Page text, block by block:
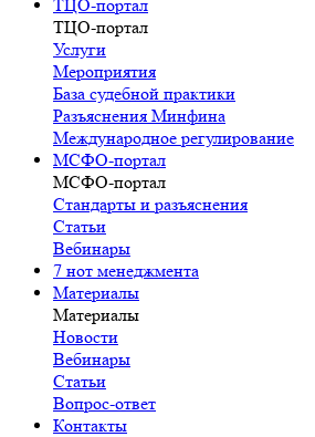
ТЦО-портал
ТЦО-портал
Услуги
Мероприятия
База судебной практики
Разъяснения Минфина
Международное регулирование
МСФО-портал
МСФО-портал
Стандарты и разъяснения
Статьи
Вебинары
7 нот менеджмента
Материалы
Материалы
Новости
Вебинары
Статьи
Вопрос-ответ
Контакты